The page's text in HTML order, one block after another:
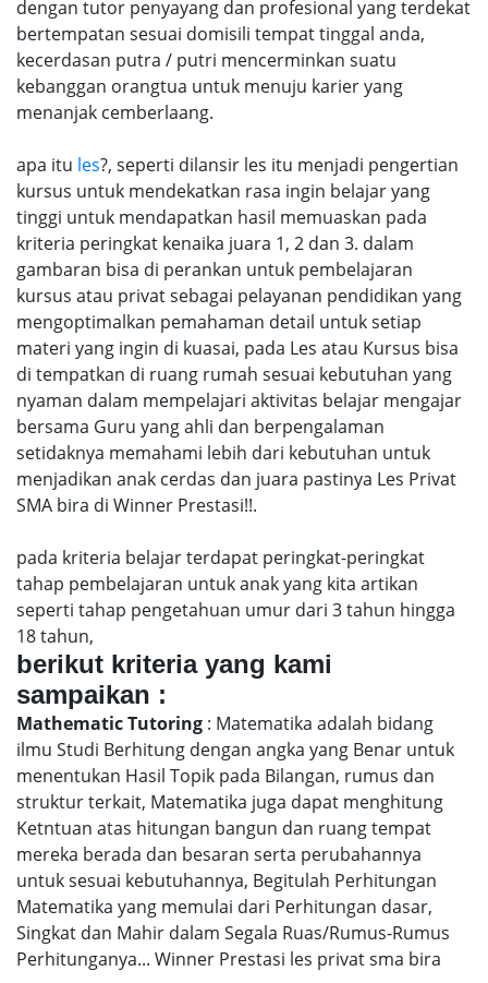
dengan tutor penyayang dan profesional yang terdekat
bertempatan sesuai domisili tempat tinggal anda,
kecerdasan putra / putri mencerminkan suatu
kebanggan orangtua untuk menuju karier yang
menanjak cemberlaang.
apa itu les?, seperti dilansir les itu menjadi pengertian
kursus untuk mendekatkan rasa ingin belajar yang
tinggi untuk mendapatkan hasil memuaskan pada
kriteria peringkat kenaika juara 1, 2 dan 3. dalam
gambaran bisa di perankan untuk pembelajaran
kursus atau privat sebagai pelayanan pendidikan yang
mengoptimalkan pemahaman detail untuk setiap
materi yang ingin di kuasai, pada Les atau Kursus bisa
di tempatkan di ruang rumah sesuai kebutuhan yang
nyaman dalam mempelajari aktivitas belajar mengajar
bersama Guru yang ahli dan berpengalaman
setidaknya memahami lebih dari kebutuhan untuk
menjadikan anak cerdas dan juara pastinya Les Privat
SMA bira di Winner Prestasi!!.
pada kriteria belajar terdapat peringkat-peringkat
tahap pembelajaran untuk anak yang kita artikan
seperti tahap pengetahuan umur dari 3 tahun hingga
18 tahun,
berikut kriteria yang kami
sampaikan :
Mathematic Tutoring : Matematika adalah bidang
ilmu Studi Berhitung dengan angka yang Benar untuk
menentukan Hasil Topik pada Bilangan, rumus dan
struktur terkait, Matematika juga dapat menghitung
Ketntuan atas hitungan bangun dan ruang tempat
mereka berada dan besaran serta perubahannya
untuk sesuai kebutuhannya, Begitulah Perhitungan
Matematika yang memulai dari Perhitungan dasar,
Singkat dan Mahir dalam Segala Ruas/Rumus-Rumus
Perhitunganya... Winner Prestasi les privat sma bira